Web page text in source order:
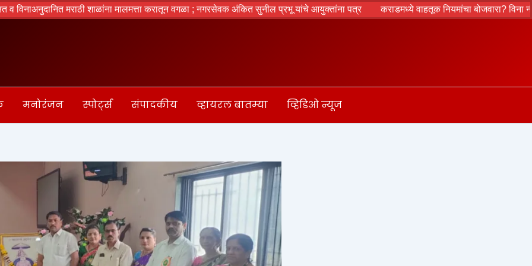
मराठी शाळांना मालमत्ता करातून वगळा ; नगरसेवक अंकित सुनील प्रभू यांचे आयुक्तांना पत्र कराडमध्ये वाहतूक नियमांचा बोजवारा? विना नंबर
मनोरंजन स्पोर्ट्स संपादकीय व्हायरल बातम्या व्हिडिओ न्यूज